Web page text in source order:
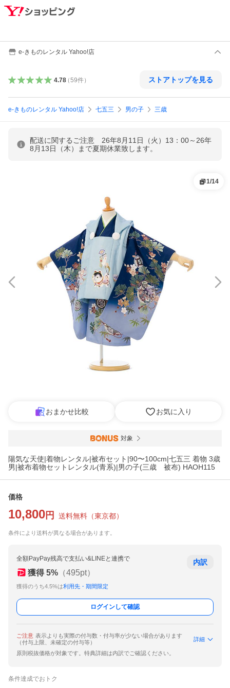
e-きものレンタル Yahoo!店
4.78（59件） ストアトップを見る
e-きものレンタル Yahoo!店 七五三 男の子 三歳
配送に関するご注意 26年8月11日（火）13：00～26年
8月13日（木）まで夏期休業致します。
1/14
おまかせ比較 お気に入り
対象
陽気な天使|着物レンタル|被布セット|90〜100cm|七五三 着物 3歳
男|被布着物セットレンタル(青系)|男の子(三歳 被布) HAOH115
価格
10,800 円 送料無料 （東京都）
条件により送料が異なる場合があります。
全額PayPay残高で支払い&LINEと連携で
獲得 5% （495pt）
獲得のうち4.5%は利用先・期間限定
内訳
ログインして確認
ご注意 表示よりも実際の付与数・付与率が少ない場合があります
（付与上限、未確定の付与等）
詳細
原則税抜価格が対象です。特典詳細は内訳でご確認ください。
条件達成でおトク